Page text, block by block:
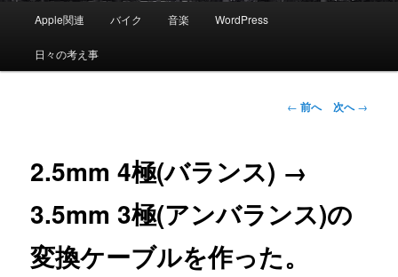
メ
Apple関連 バイク 音楽 WordPress
日々の考え事
投
ゲ
シ
← 前へ 次へ→
2.5mm 4極(バランス) →
3.5mm 3極(アンバランス)の
変換ケーブルを作った。